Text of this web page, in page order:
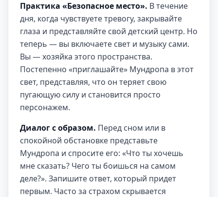
Практика «Безопасное место». В течение
дня, когда чувствуете тревогу, закрывайте
глаза и представляйте свой детский центр. Но
теперь — вы включаете свет и музыку сами.
Вы — хозяйка этого пространства.
Постепенно «приглашайте» Мундропа в этот
свет, представляя, что он теряет свою
пугающую силу и становится просто
персонажем.
Диалог с образом. Перед сном или в
спокойной обстановке представьте
Мундропа и спросите его: «Что ты хочешь
мне сказать? Чего ты боишься на самом
деле?». Запишите ответ, который придет
первым. Часто за страхом скрывается